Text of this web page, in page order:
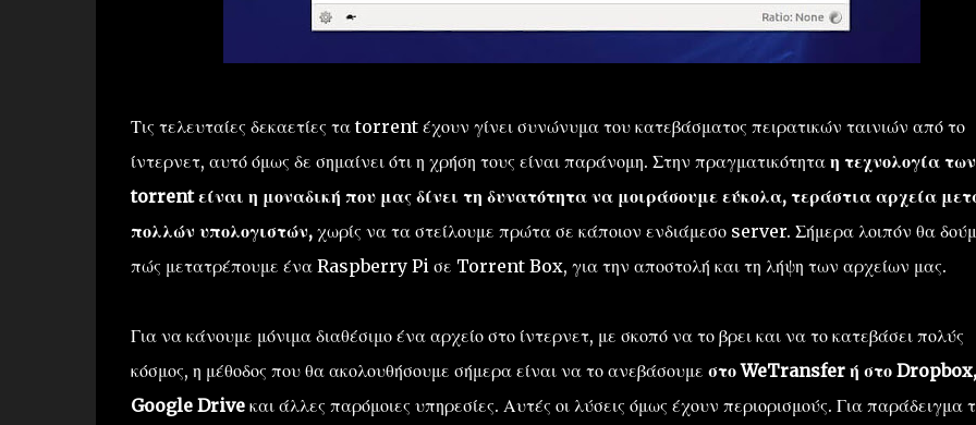
Τις τελευταίες δεκαετίες τα torrent έχουν γίνει συνώνυμα του κατεβάσματος πειρατικών ταινιών από το
ίντερνετ, αυτό όμως δε σημαίνει ότι η χρήση τους είναι παράνομη. Στην πραγματικότητα η τεχνολογία των
torrent είναι η μοναδική που μας δίνει τη δυνατότητα να μοιράσουμε εύκολα, τεράστια αρχεία
πολλών υπολογιστών,χωρίς να τα στείλουμε πρώτα σε κάποιον ενδιάμεσο server. Σήμερα λοιπόν θα
πώς μετατρέπουμε ένα Raspberry Pi σε Torrent Box, για την αποστολή και τη λήψη των αρχείων μας.
Για να κάνουμε μόνιμα διαθέσιμο ένα αρχείο στο ίντερνετ, με σκοπό να το βρει και να το κατεβάσει πολύς
κόσμος, η μέθοδος που θα ακολουθήσουμε σήμερα είναι να το ανεβάσουμε στο WeTransfer ή στο
Google Drive και άλλες παρόμοιες υπηρεσίες. Αυτές οι λύσεις όμως έχουν περιορισμούς. Για παράδειγμα